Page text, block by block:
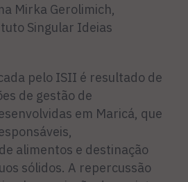
Mirka Gerolimich,
Singular Ideias
pelo ISII é resultado de
de gestão de
em Maricá, que
alimentos e destinação
sólidos. A repercussão